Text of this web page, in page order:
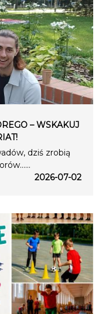
– WSKAKUJ
dziś zrobią
2026-07-02